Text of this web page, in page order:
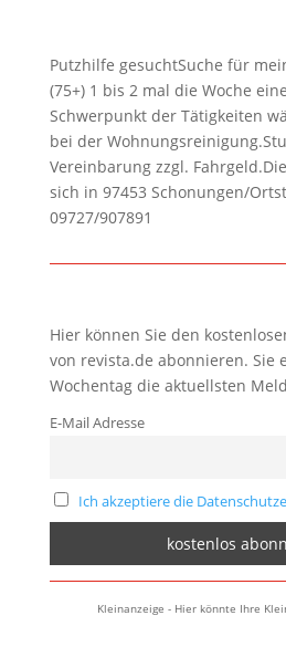
Putzhilfe gesuchtSuche für
(75+) 1 bis 2 mal die Woche
Schwerpunkt der Tätigkeiten
bei der
Vereinbarung zzgl.
sich in 97453 Schonungen/
09727/907891
Hier können Sie den
von revista.de abonnieren. Sie
Wochentag die aktuellsten
E-Mail Adresse
Ich akzeptiere die
Kleinanzeige - Hier könnte Ihre